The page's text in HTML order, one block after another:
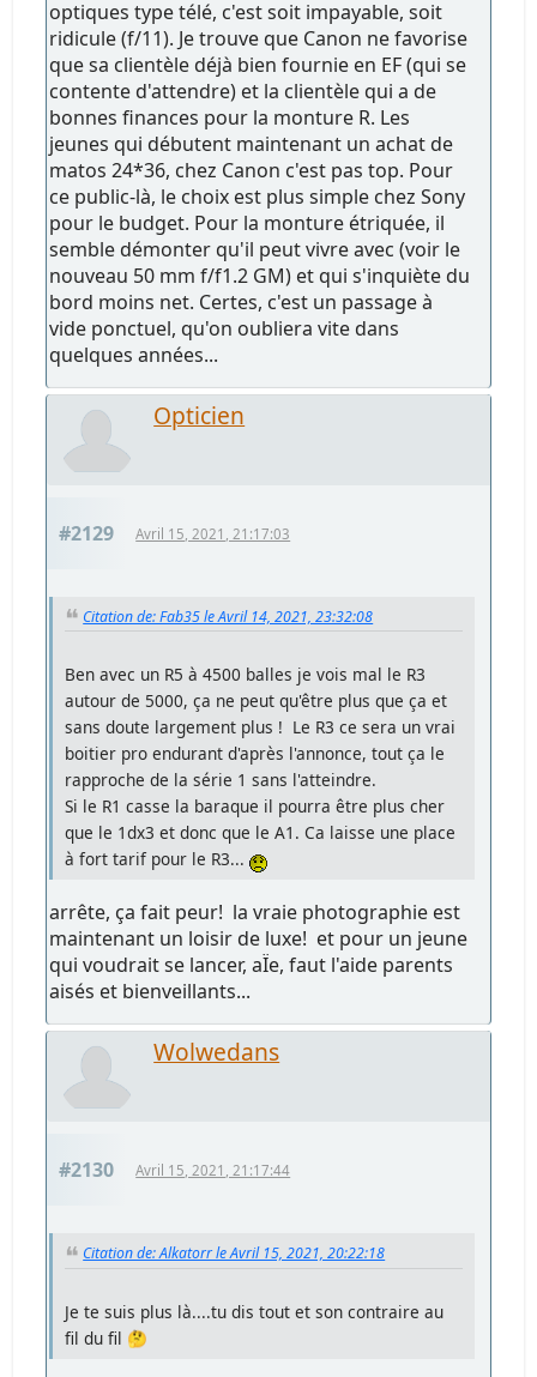
optiques type télé, c'est soit impayable, soit
ridicule (f/11). Je trouve que Canon ne favorise
que sa clientèle déjà bien fournie en EF (qui se
contente d'attendre) et la clientèle qui a de
bonnes finances pour la monture R. Les
jeunes qui débutent maintenant un achat de
matos 24*36, chez Canon c'est pas top. Pour
ce public-là, le choix est plus simple chez Sony
pour le budget. Pour la monture étriquée, il
semble démonter qu'il peut vivre avec (voir le
nouveau 50 mm f/f1.2 GM) et qui s'inquiète du
bord moins net. Certes, c'est un passage à
vide ponctuel, qu'on oubliera vite dans
quelques années...
Opticien
#2129 Avril 15, 2021, 21:17:03
Citation de: Fab35 le Avril 14, 2021, 23:32:08
Ben avec un R5 à 4500 balles je vois mal le R3
autour de 5000, ça ne peut qu'être plus que ça et
sans doute largement plus ! Le R3 ce sera un vrai
boitier pro endurant d'après l'annonce, tout ça le
rapproche de la série 1 sans l'atteindre.
Si le R1 casse la baraque il pourra être plus cher
que le 1dx3 et donc que le A1. Ca laisse une place
à fort tarif pour le R3...
arrête, ça fait peur! la vraie photographie est
maintenant un loisir de luxe! et pour un jeune
qui voudrait se lancer, aÏe, faut l'aide parents
aisés et bienveillants...
Wolwedans
#2130 Avril 15, 2021, 21:17:44
Citation de: Alkatorr le Avril 15, 2021, 20:22:18
Je te suis plus là....tu dis tout et son contraire au
fil du fil 🤔